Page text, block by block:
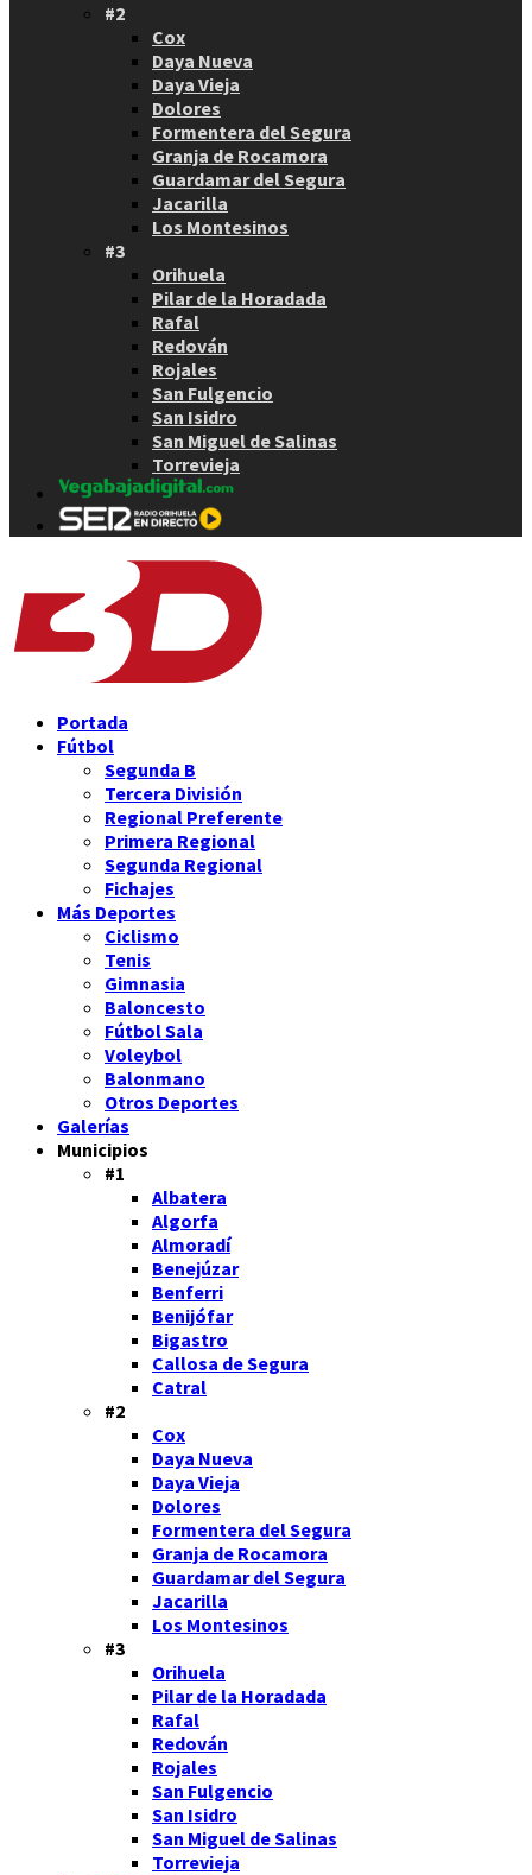
#2
Cox
Daya Nueva
Daya Vieja
Dolores
Formentera del Segura
Granja de Rocamora
Guardamar del Segura
Jacarilla
Los Montesinos
#3
Orihuela
Pilar de la Horadada
Rafal
Redován
Rojales
San Fulgencio
San Isidro
San Miguel de Salinas
Torrevieja
Portada
Fútbol
Segunda B
Tercera División
Regional Preferente
Primera Regional
Segunda Regional
Fichajes
Más Deportes
Ciclismo
Tenis
Gimnasia
Baloncesto
Fútbol Sala
Voleybol
Balonmano
Otros Deportes
Galerías
Municipios
#1
Albatera
Algorfa
Almoradí
Benejúzar
Benferri
Benijófar
Bigastro
Callosa de Segura
Catral
#2
Cox
Daya Nueva
Daya Vieja
Dolores
Formentera del Segura
Granja de Rocamora
Guardamar del Segura
Jacarilla
Los Montesinos
#3
Orihuela
Pilar de la Horadada
Rafal
Redován
Rojales
San Fulgencio
San Isidro
San Miguel de Salinas
Torrevieja